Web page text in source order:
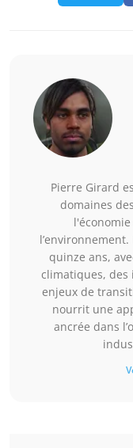
Pierre Girard
domaines
quinze ans,
climatiques, des
enjeux de
nourrit une
ancrée dans